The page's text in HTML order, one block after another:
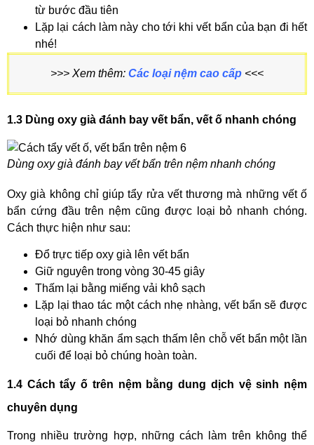
từ bước đầu tiên
Lặp lại cách làm này cho tới khi vết bẩn của bạn đi hết
nhé!
>>> Xem thêm: Các loại nệm cao cấp <<<
1.3 Dùng oxy già đánh bay vết bẩn, vết ố nhanh chóng
Dùng oxy già đánh bay vết bẩn trên nệm nhanh chóng
Oxy già không chỉ giúp tẩy rửa vết thương mà những vết ố
bẩn cứng đầu trên nệm cũng được loại bỏ nhanh chóng.
Cách thực hiện như sau:
Đổ trực tiếp oxy già lên vết bẩn
Giữ nguyên trong vòng 30-45 giây
Thấm lại bằng miếng vải khô sạch
Lặp lại thao tác một cách nhẹ nhàng, vết bẩn sẽ được
loại bỏ nhanh chóng
Nhớ dùng khăn ẩm sạch thấm lên chỗ vết bẩn một lần
cuối để loại bỏ chúng hoàn toàn.
1.4 Cách tẩy ố trên nệm bằng dung dịch vệ sinh nệm
chuyên dụng
Trong nhiều trường hợp, những cách làm trên không thể